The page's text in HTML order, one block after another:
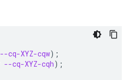
--cq-XYZ-cqw);
--cq-XYZ-cqh);